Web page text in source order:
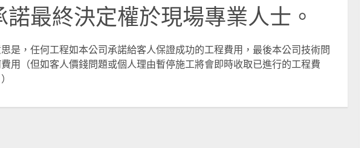
諾最終決定權於現場專業人士。
是，任何工程如本公司承諾給客人保證成功的工程費用，最後本公司技術問
用（但如客人價錢問題或個人理由暫停施工將會即時收取已進行的工程費